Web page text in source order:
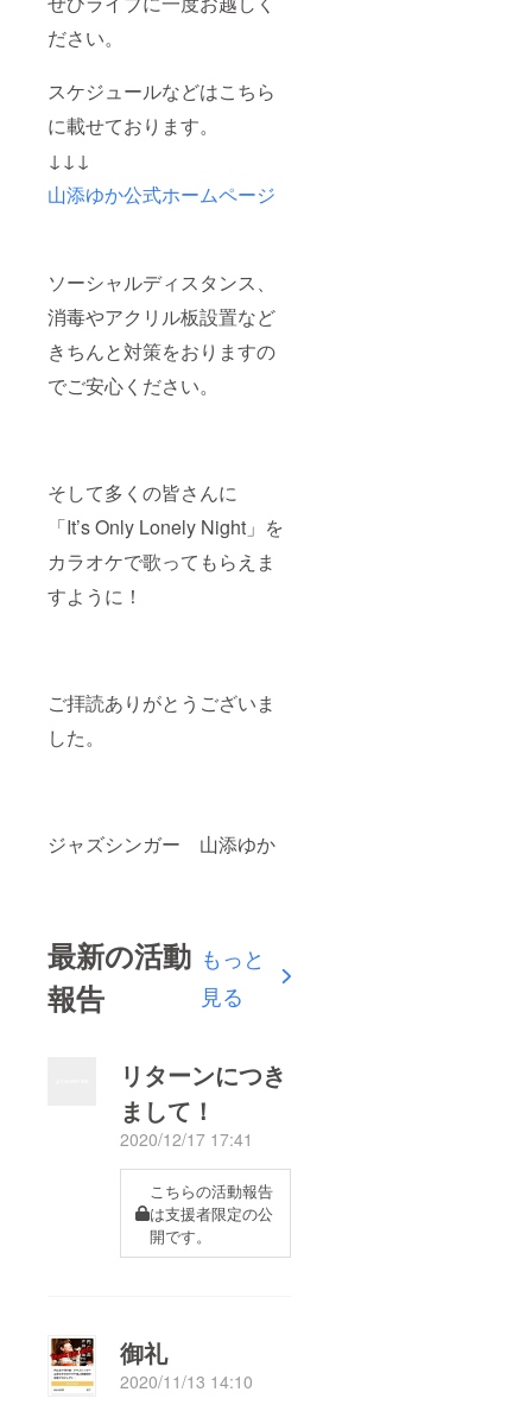
ださい。
スケジュールなどはこちら
に載せております。
↓↓↓
山添ゆか公式ホームページ
ソーシャルディスタンス、
消毒やアクリル板設置など
きちんと対策をおりますの
でご安心ください。
そして多くの皆さんに
「It’s Only Lonely Night」を
カラオケで歌ってもらえま
すように！
ご拝読ありがとうございま
した。
ジャズシンガー 山添ゆか
最新の活動
報告
もっと
見る
リターンにつき
まして！
2020/12/17 17:41
こちらの活動報告
は支援者限定の公
開です。
御礼
2020/11/13 14:10